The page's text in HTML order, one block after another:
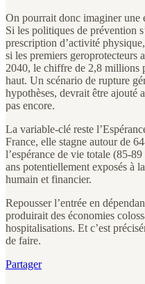
On pourrait donc imaginer une
Si les politiques de prévention
prescription d’activité
si les premiers geroprotecteurs
2040, le chiffre de 2,8 millions
haut. Un scénario de rupture
hypothèses, devrait être ajouté
pas encore.
La variable-clé reste
France, elle stagne autour de
l’espérance de vie totale (85-
ans potentiellement exposés à
humain et financier.
Repousser l’entrée en
produirait des économies
hospitalisations. Et c’est
de faire.
Partager